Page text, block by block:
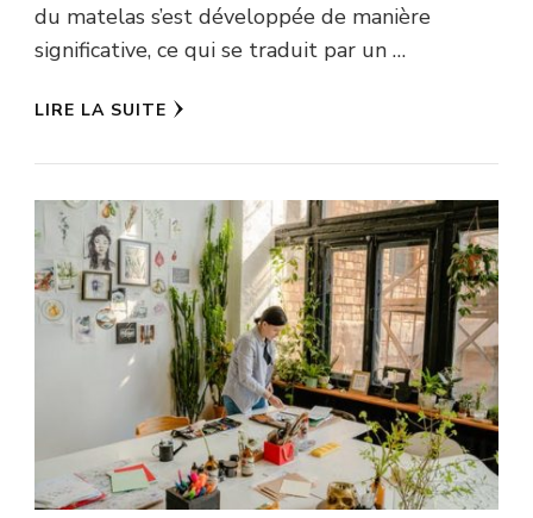
du matelas s’est développée de manière
significative, ce qui se traduit par un …
LIRE LA SUITE